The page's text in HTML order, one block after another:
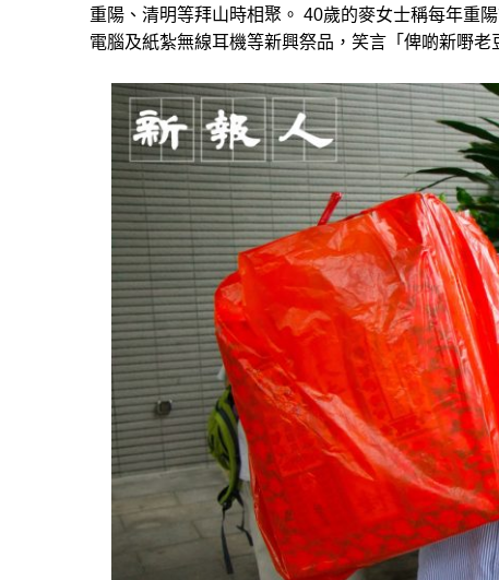
重陽、清明等拜山時相聚。 40歲的麥女士稱每年重
電腦及紙紮無線耳機等新興祭品，笑言「俾啲新嘢老